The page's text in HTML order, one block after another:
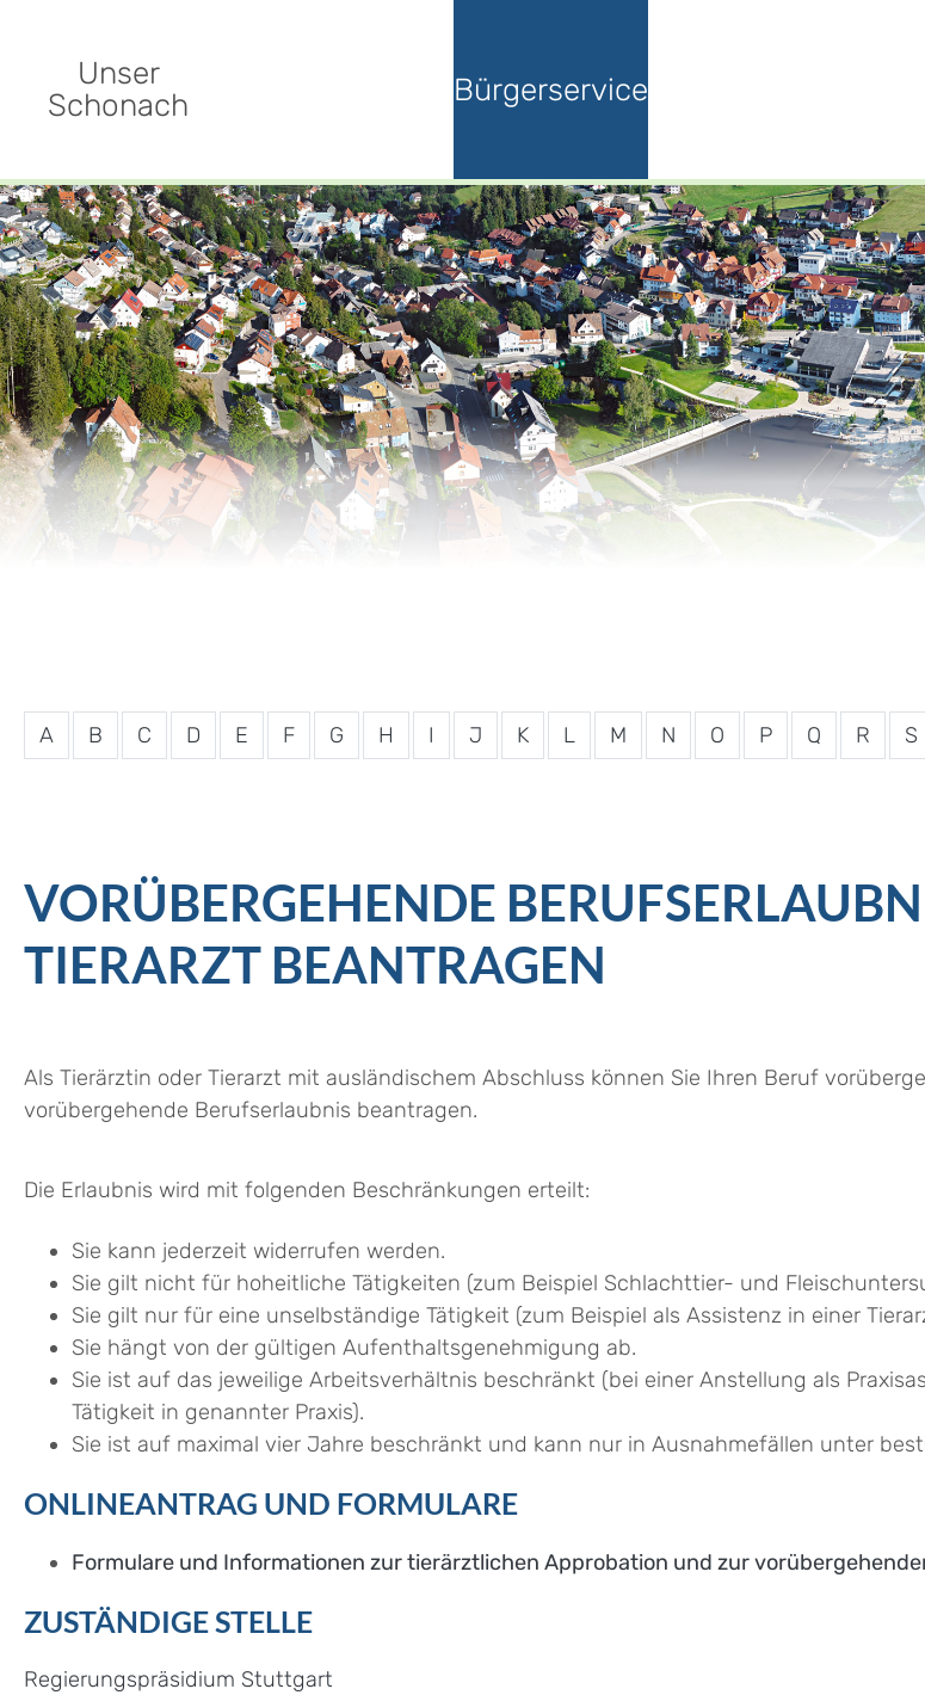
Unser
Schonach
Bürgerservice
A B C D E F G H I J K L M N O P Q R S
VORÜBERGEHENDE
TIERARZT BEANTRAGEN
Als Tierärztin oder Tierarzt mit ausländischem Abschluss können Sie Ihren Beruf
vorübergehende Berufserlaubnis beantragen.
Die Erlaubnis wird mit folgenden Beschränkungen erteilt:
Sie kann jederzeit widerrufen werden.
Sie gilt nicht für hoheitliche Tätigkeiten (zum Beispiel Schlachttier- und
Sie gilt nur für eine unselbständige Tätigkeit (zum Beispiel als Assistenz in einer
Sie hängt von der gültigen Aufenthaltsgenehmigung ab.
Sie ist auf das jeweilige Arbeitsverhältnis beschränkt (bei einer Anstellung als
Tätigkeit in genannter Praxis).
Sie ist auf maximal vier Jahre beschränkt und kann nur in Ausnahmefällen unter
ONLINEANTRAG UND FORMULARE
Formulare und Informationen zur tierärztlichen Approbation und zur
ZUSTÄNDIGE STELLE
Regierungspräsidium Stuttgart